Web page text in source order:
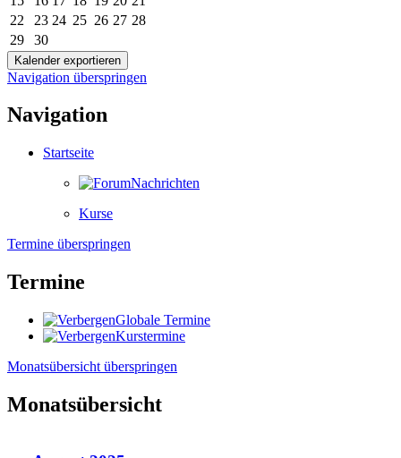
22
23 24 25 26 27 28
29
30
Navigation überspringen
Navigation
Startseite
Nachrichten
Kurse
Termine überspringen
Termine
Globale Termine
Kurstermine
Monatsübersicht überspringen
Monatsübersicht